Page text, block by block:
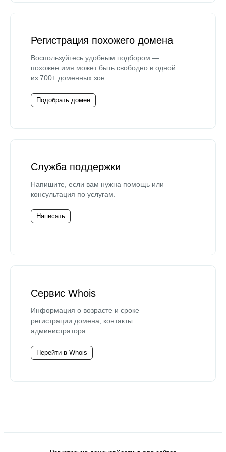
Регистрация похожего домена
Воспользуйтесь удобным подбором —
похожее имя может быть свободно в одной
из 700+ доменных зон.
Подобрать домен
Служба поддержки
Напишите, если вам нужна помощь или
консультация по услугам.
Написать
Сервис Whois
Информация о возрасте и сроке
регистрации домена, контакты
администратора.
Перейти в Whois